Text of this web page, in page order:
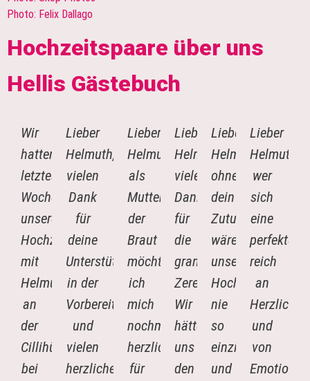
Photo: Felix Dallago
Hochzeitspaare über uns
Hellis Gästebuch
Wir
hatten
letztes
Wochenende
unsere
Hochzeit
mit
Helmuth
an
der
Cillihütte
bei
Lieber
Helmuth,
vielen
Dank
für
deine
Unterstützung
in der
Vorbereitungszeit
und
vielen
herzlichen
Lieber
Helmuth,
als
Mutter
der
Braut
möchte
ich
mich
nochmal
herzliche
für
Lieber
Helmuth,
vielen
Dank
für
die
grandiose
Zeremonie!
Wir
hätten
uns
den
Lieber
Helmuth,
ohne
dein
Zutun
wäre
unsere
Hochzeit
nie
so
einzigartig
und
Lieber
Helmuth,
wer
sich
eine
perfekte,
reich
an
und
von
Emotionen